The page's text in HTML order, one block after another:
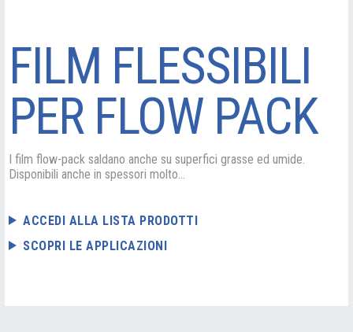
FILM FLESSIBILI
PER FLOW PACK
I film flow-pack saldano anche su superfici grasse ed umide.
Disponibili anche in spessori molto...
ACCEDI ALLA LISTA PRODOTTI
SCOPRI LE APPLICAZIONI